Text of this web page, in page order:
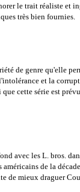
le trait réaliste et
très bien fournies.
de genre qu'elle
et la
cette série est
avec les L. bros.
de la
de mieux draguer